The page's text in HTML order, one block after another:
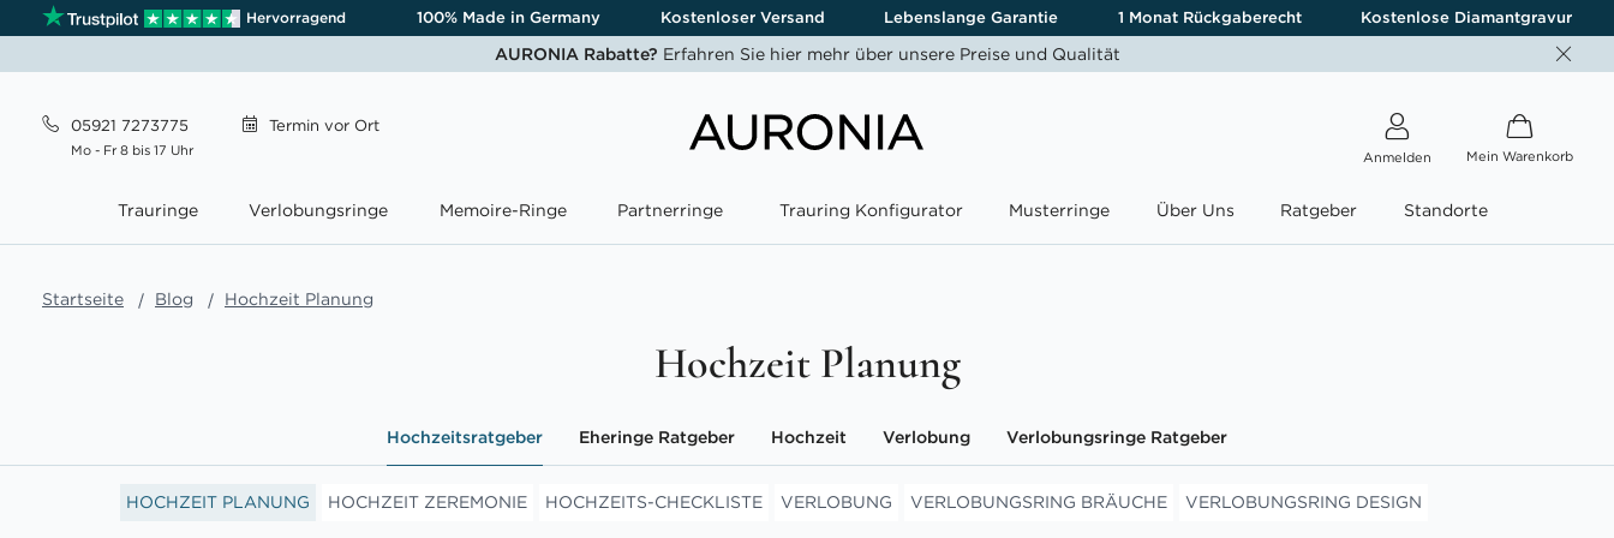
Hervorragend 100% Made in Germany Kostenloser Versand Lebenslange Garantie 1 Monat Rückgaberecht Kostenlose Diamantgravur
AURONIA Rabatte? Erfahren Sie hier mehr über unsere Preise und Qualität
05921 7273775
Mo - Fr 8 bis 17 Uhr
Termin vor Ort
Anmelden Mein Warenkorb
Trauringe Verlobungsringe Memoire-Ringe Partnerringe Trauring Konfigurator Musterringe Über Uns Ratgeber Standorte
Startseite Blog Hochzeit Planung
Hochzeit Planung
Eheringe Ratgeber Hochzeit Verlobung Verlobungsringe Ratgeber
Hochzeitsratgeber
HOCHZEIT PLANUNG HOCHZEIT ZEREMONIE HOCHZEITS-CHECKLISTE VERLOBUNG VERLOBUNGSRING BRÄUCHE VERLOBUNGSRING DESIGN